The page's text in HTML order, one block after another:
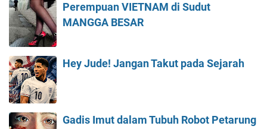
Perempuan VIETNAM di Sudut
MANGGA BESAR
Hey Jude! Jangan Takut pada Sejarah
Gadis Imut dalam Tubuh Robot Petarung